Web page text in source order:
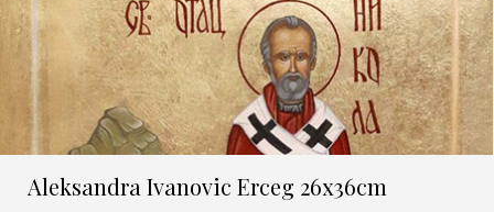
Aleksandra Ivanovic Erceg 26x36cm